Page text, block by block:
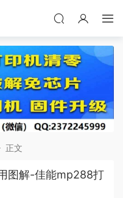
正文
图解-佳能mp288打